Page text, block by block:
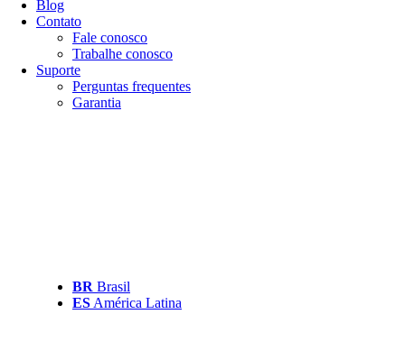
Blog
Contato
Fale conosco
Trabalhe conosco
Suporte
Perguntas frequentes
Garantia
BR Brasil
ES América Latina